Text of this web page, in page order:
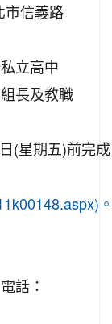
市信義路
立高中
長及教職
(星期五)前完成
話：